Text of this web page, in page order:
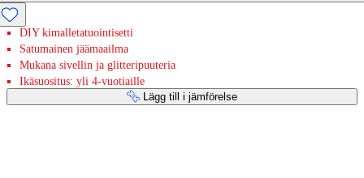
DIY kimalletatuointisetti
Satumainen jäämaailma
Mukana sivellin ja glitteripuuteria
Ikäsuositus: yli 4-vuotiaille
Lägg till i jämförelse